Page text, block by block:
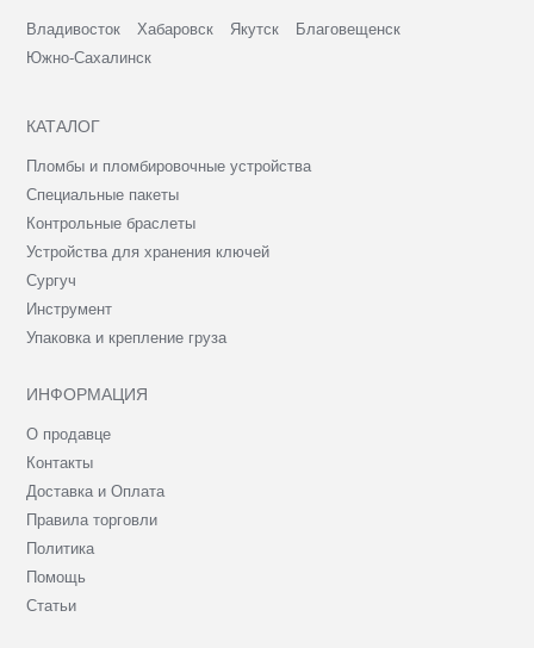
Владивосток Хабаровск Якутск
Благовещенск
Южно-Сахалинск
КАТАЛОГ
Пломбы и пломбировочные устройства
Специальные пакеты
Контрольные браслеты
Устройства для хранения ключей
Сургуч
Инструмент
Упаковка и крепление груза
ИНФОРМАЦИЯ
О продавце
Контакты
Доставка и Оплата
Правила торговли
Политика
Помощь
Статьи